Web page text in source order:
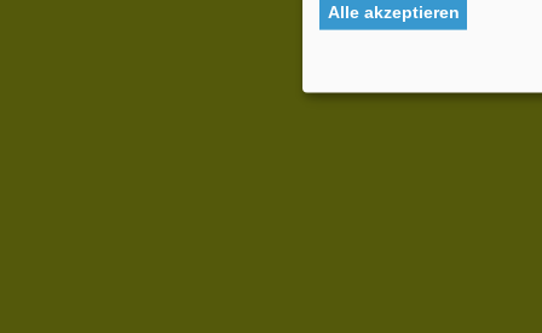
Alle akzeptieren